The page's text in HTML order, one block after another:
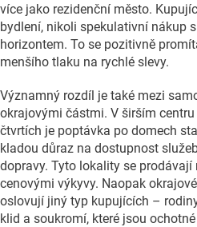
více jako rezidenční město.
bydlení, nikoli spekulativní nákup
horizontem. To se pozitivně
menšího tlaku na rychlé slevy.
Významný rozdíl je také mezi
okrajovými částmi. V širším
čtvrtích je poptávka po domech
kladou důraz na dostupnost
dopravy. Tyto lokality se
cenovými výkyvy. Naopak
oslovují jiný typ kupujících –
klid a soukromí, které jsou